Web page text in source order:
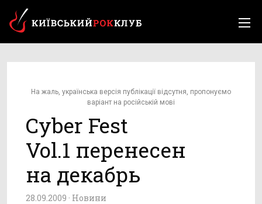
На жаль, українська версія публікації відсутня, пропонуємо
варіант на російській мові
Cyber Fest
Vol.1 перенесен
на декабрь
28.09.2009 · Новини